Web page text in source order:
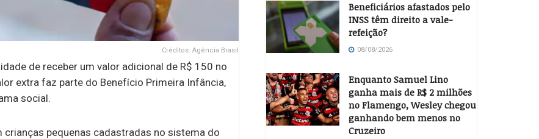
Créditos: Agência Brasil
de receber um valor adicional de R$ 150 no
extra faz parte do Benefício Primeira Infância,
social.
pequenas cadastradas no sistema do
Beneficiários afastados pelo
INSS têm direito a vale-
refeição?
08/08/2026
Enquanto Samuel Lino
ganha mais de R$ 2 milhões
no Flamengo, Wesley chegou
ganhando bem menos no
Cruzeiro